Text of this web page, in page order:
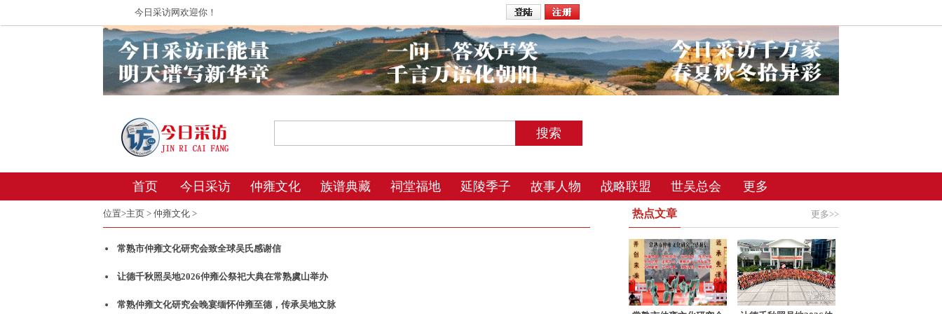
今日采访网欢迎你！
2026年8月8日 7:48 星期六 农历丙午年(马) 五月初三 辰时
首页 今日采访 仲雍文化 族谱典藏 祠堂福地 延陵季子 故事人物 战略联盟 世吴总会 更多
位置>主页 > 仲雍文化 >
常熟市仲雍文化研究会致全球吴氏感谢信
让德千秋照吴地2026仲雍公祭祀大典在常熟虞山举办
常熟仲雍文化研究会晚宴缅怀仲雍至德，传承吴地文脉
热点文章 更多>>